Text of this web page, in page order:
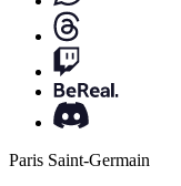
Paris Saint-Germain